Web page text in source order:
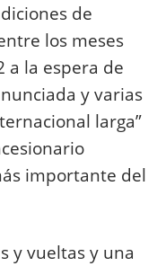
de
los meses
a la espera de
y varias
larga”
importante del
y vueltas y una